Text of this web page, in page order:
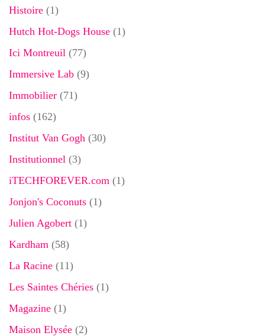
Histoire (1)
Hutch Hot-Dogs House (1)
Ici Montreuil (77)
Immersive Lab (9)
Immobilier (71)
infos (162)
Institut Van Gogh (30)
Institutionnel (3)
iTECHFOREVER.com (1)
Jonjon's Coconuts (1)
Julien Agobert (1)
Kardham (58)
La Racine (11)
Les Saintes Chéries (1)
Magazine (1)
Maison Elysée (2)